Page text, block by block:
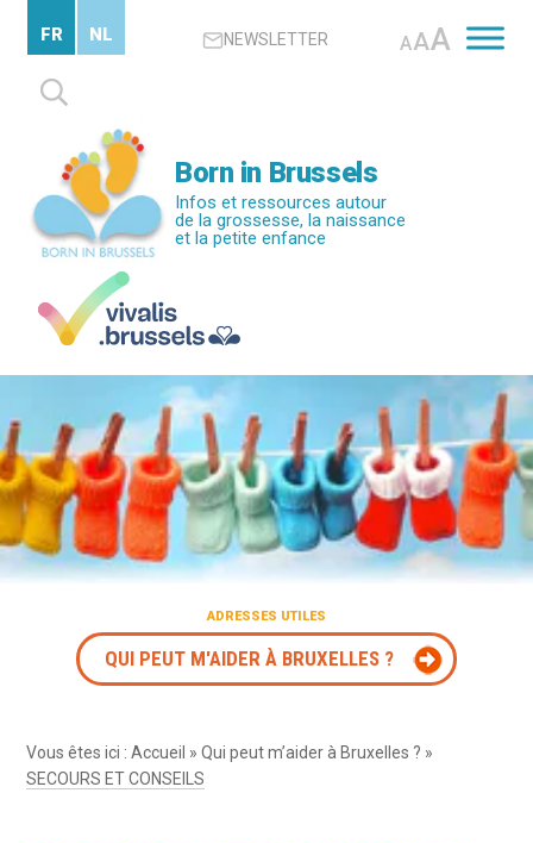
contenu
principal
NEWSLETTER AAA
Rechercher :
FR NL
Born in Brussels
Infos et ressources autour
de la grossesse, la naissance
et la petite enfance
ADRESSES UTILES
QUI PEUT M'AIDER À BRUXELLES ?
Vous êtes ici :Accueil »Qui peut m’aider à Bruxelles ? »
SECOURS ET CONSEILS